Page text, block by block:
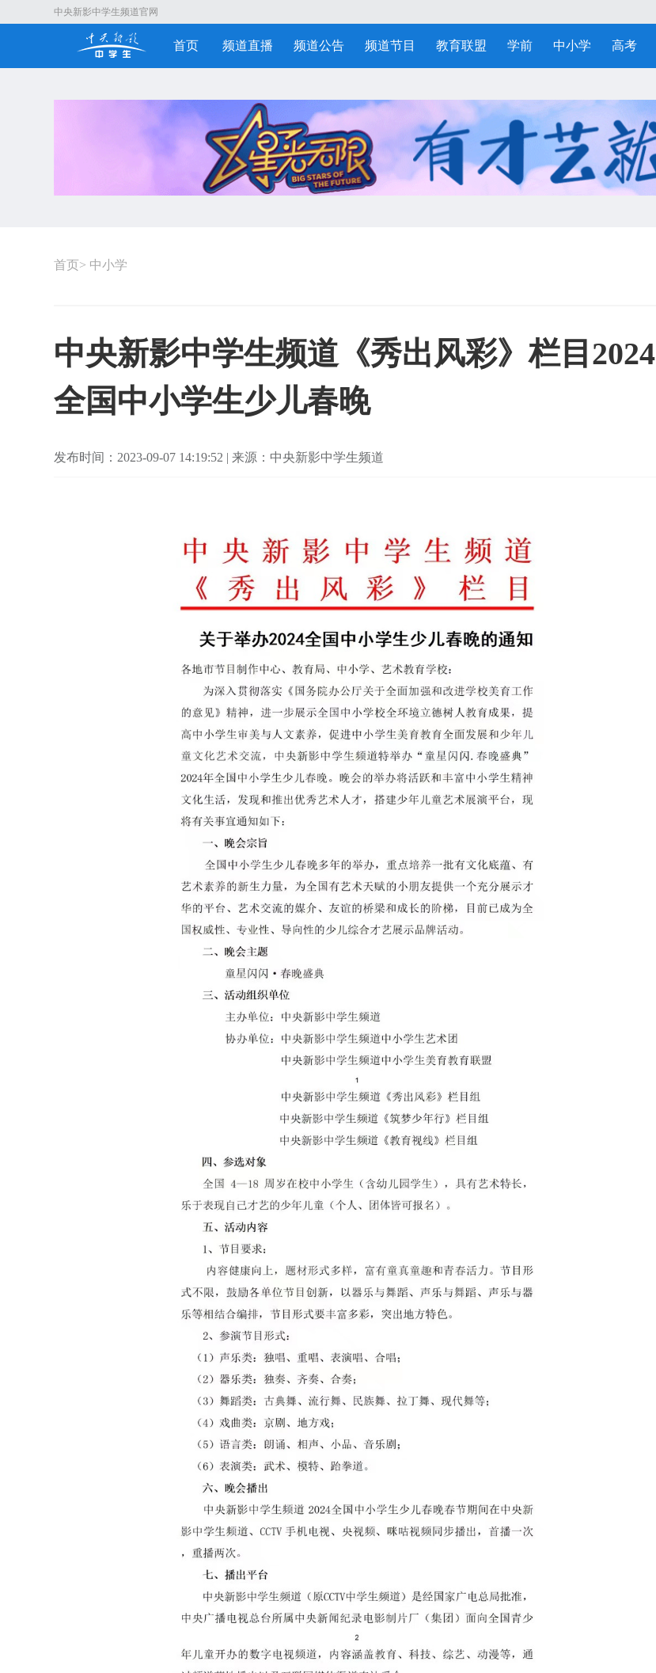
中央新影中学生频道官网
首页 频道直播 频道公告 频道节目 教育联盟 学前 中小学 高考
首页> 中小学
中央新影中学生频道《秀出风彩》栏目2024
全国中小学生少儿春晚
发布时间：2023-09-07 14:19:52 | 来源：中央新影中学生频道